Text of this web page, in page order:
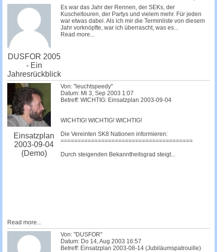
DUSFOR 2005
- Ein
Jahresrückblick
Es war das Jahr der Rennen, der SEKs, der
Kuscheltouren, der Partys und vielem mehr. Für jeden
war etwas dabei. Als ich mir die Terminliste von diesem
Jahr vorknöpfte, war ich überrascht, was es...
Read more...
Einsatzplan
2003-09-04
(Demo)
Von: "leuchtspeedy"
Datum: Mi 3, Sep 2003 1:07
Betreff: WICHTIG: Einsatzplan 2003-09-04
WICHTIG! WICHTIG! WICHTIG!
Die Vereinten SK8 Nationen informieren:
=======================================
Durch steigenden Bekanntheitsgrad steigt...
Read more...
Von: "DUSFOR"
Datum: Do 14, Aug 2003 16:57
Betreff: Einsatzplan 2003-08-14 (Jubiläumspatrouille)